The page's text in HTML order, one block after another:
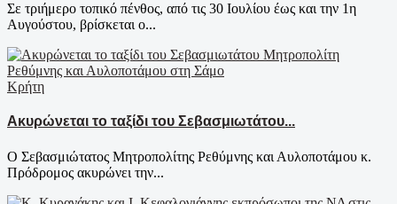
Σε τριήμερο τοπικό πένθος, από τις 30 Ιουλίου έως και την 1η
Αυγούστου, βρίσκεται ο...
Κρήτη
Ακυρώνεται το ταξίδι του Σεβασμιωτάτου...
Ο Σεβασμιώτατος Μητροπολίτης Ρεθύμνης και Αυλοποτάμου κ.
Πρόδρομος ακυρώνει την...